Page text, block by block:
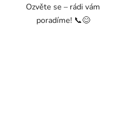
Ozvěte se – rádi vám
poradíme! 📞😊